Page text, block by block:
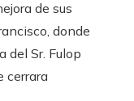
de sus
donde
del Sr. Fulop
cerrara